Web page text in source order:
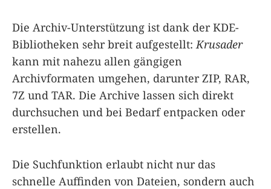
Die Archiv-Unterstützung ist dank der KDE-
Bibliotheken sehr breit aufgestellt: Krusader
kann mit nahezu allen gängigen
Archivformaten umgehen, darunter ZIP, RAR,
7Z und TAR. Die Archive lassen sich direkt
durchsuchen und bei Bedarf entpacken oder
erstellen.
Die Suchfunktion erlaubt nicht nur das
schnelle Auffinden von Dateien, sondern auch